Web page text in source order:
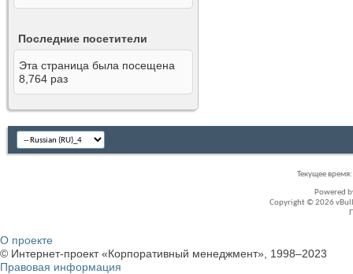
Последние посетители
Эта страница была посещена
8,764 раз
Текущее время:
Powered
Copyright © 2026
О проекте
© Интернет-проект «Корпоративный менеджмент», 1998–2023
Правовая информация